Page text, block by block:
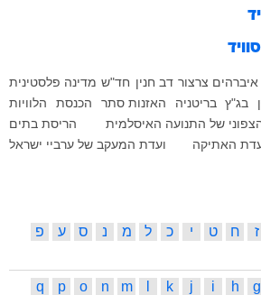
איברהים צרצור דב חנין חד"ש מדינה פלסטינית
בג"ץ בריטניה האזנות סתר הכנסת
הלוויות
של התנועה האיסלמית
הריסת בתים
האתיקה
ועדת המעקב של ערביי ישראל
ז ח ט י כ ל מ נ ס ע
פ
g
h
i
j
k
m
n
o
p
q